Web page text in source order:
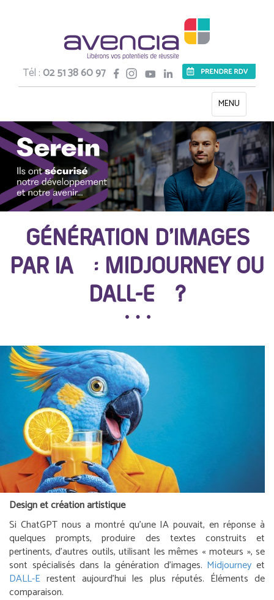
Tél :02 51 38 60 97
Toggle
navigation
MENU
GÉNÉRATION D’IMAGES
PAR IA : MIDJOURNEY OU
DALL-E ?
Design et création artistique
Si ChatGPT nous a montré qu’une IA pouvait, en réponse à
quelques prompts, produire des textes construits et
pertinents, d’autres outils, utilisant les mêmes « moteurs », se
sont spécialisés dans la génération d’images. Midjourney et
DALL-E restent aujourd’hui les plus réputés. Éléments de
comparaison.